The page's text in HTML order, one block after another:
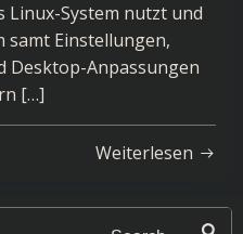
Linux-System nutzt und
samt Einstellungen,
Desktop-Anpassungen
[…]
Weiterlesen